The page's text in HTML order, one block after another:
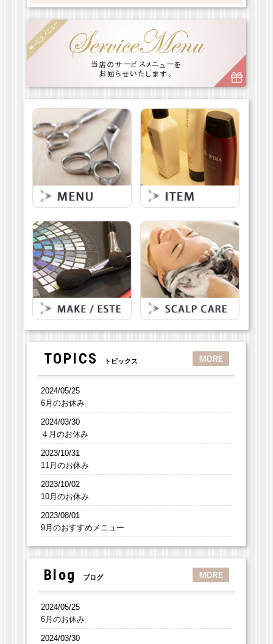
TOPICS トピックス
2024/05/25
6月のお休み
2024/03/30
４月のお休み
2023/10/31
11月のお休み
2023/10/02
10月のお休み
2023/08/01
9月のおすすめメニュー
Blog ブログ
2024/05/25
6月のお休み
2024/03/30